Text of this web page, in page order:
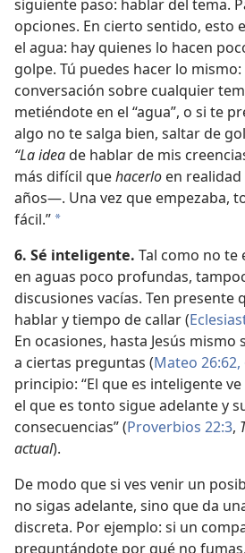
siguiente paso: hablar del tema.
opciones. En cierto sentido, esto
el agua: hay quienes lo hacen
golpe. Tú puedes hacer lo
conversación sobre cualquier
metiéndote en el “agua”, o si te
algo no te salga bien, saltar de
“La ideade hablar de mis
más difícil quehacerlo en
años—. Una vez que empezaba,
fácil.” *
6. Sé inteligente. Tal como no te
en aguas poco profundas,
discusiones vacías. Ten presente
hablar y tiempo de callar (
En ocasiones, hasta Jesús
a ciertas preguntas (Mateo 26:62,
principio: “El que es inteligente
el que es tonto sigue adelante y
consecuencias” (Proverbios 22:3,
actual).
De modo que si ves venir un
no sigas adelante, sino que da
discreta. Por ejemplo: si un
preguntándote por qué no